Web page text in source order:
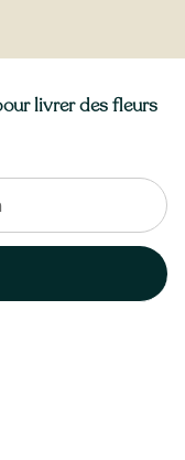
livrer des fleurs